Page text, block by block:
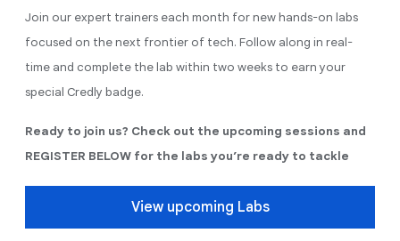
Join our expert trainers each month for new hands-on labs
focused on the next frontier of tech. Follow along in real-
time and complete the lab within two weeks to earn your
special Credly badge.
Ready to join us? Check out the upcoming sessions and
REGISTER BELOW for the labs you’re ready to tackle
View upcoming Labs